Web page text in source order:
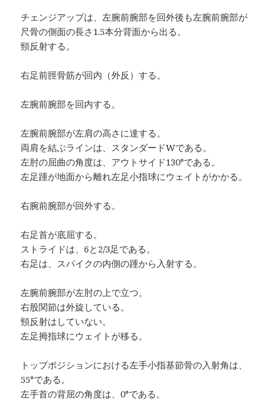
チェンジアップは、左腕前腕部を回外後も左腕前腕部が
尺骨の側面の長さ1.5本分背面から出る。
頸反射する。
右足前脛骨筋が回内（外反）する。
左腕前腕部を回内する。
左腕前腕部が左肩の高さに達する。
両肩を結ぶラインは、スタンダードWである。
左肘の屈曲の角度は、アウトサイド130°である。
左足踵が地面から離れ左足小指球にウェイトがかかる。
右腕前腕部が回外する。
右足首が底屈する。
ストライドは、6と2/3足である。
右足は、スパイクの内側の踵から入射する。
左腕前腕部が左肘の上で立つ。
右股関節は外旋している。
頸反射はしていない。
左足拇指球にウェイトが移る。
トップポジションにおける左手小指基節骨の入射角は、
55°である。
左手首の背屈の角度は、0°である。